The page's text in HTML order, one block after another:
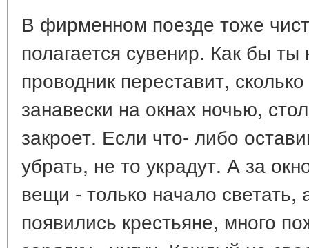
В фирменном поезде тоже
полагается сувенир. Как бы
проводник переставит,
занавески на окнах ночью,
закроет. Если что- либо
убрать, не то украдут. А за
вещи - только начало
появились крестьяне, много